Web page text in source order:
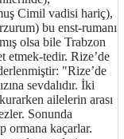
Cimil vadisi hariç),
bu enst-rumanı
olsa bile Trabzon
etmek-tedir. Rize’de
"Rize’de
sevdalıdır. İki
ailelerin arası
Sonunda
ormana kaçarlar.